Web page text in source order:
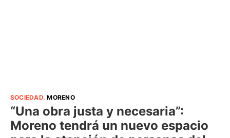
SOCIEDAD.MORENO
“Una obra justa y necesaria”:
Moreno tendrá un nuevo espacio